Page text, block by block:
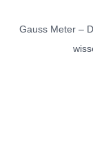
Gauss Meter –